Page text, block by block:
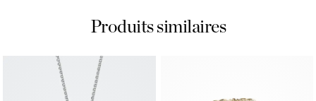
Produits similaires